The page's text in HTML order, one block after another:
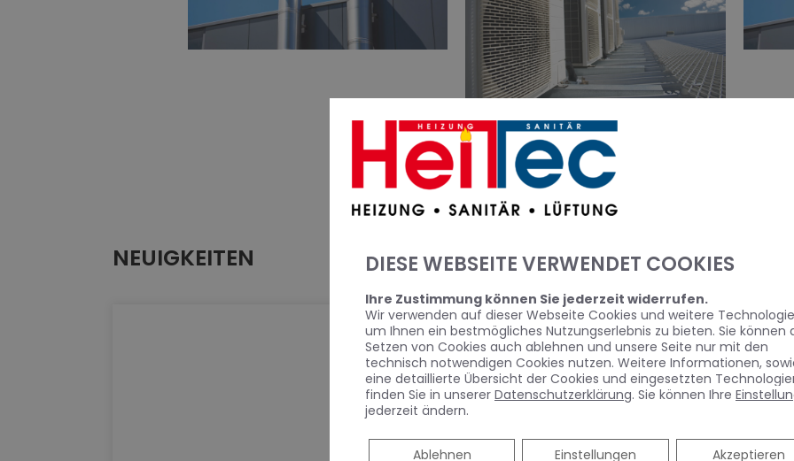
NEUIGKEITEN DIESE WEBSEITE VERWENDET COOKIES
Ihre Zustimmung können Sie jederzeit widerrufen.
Wir verwenden auf dieser Webseite Cookies und weitere
um Ihnen ein bestmögliches Nutzungserlebnis zu bieten. Sie können
Setzen von Cookies auch ablehnen und unsere Seite nur mit den
technisch notwendigen Cookies nutzen. Weitere Informationen,
eine detaillierte Übersicht der Cookies und eingesetzten
finden Sie in unserer Datenschutzerklärung. Sie können Ihre
jederzeit ändern.
Akzeptieren
Einstellungen
Ablehnen
Ablehnen